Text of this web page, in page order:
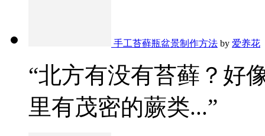
手工苔藓瓶盆景制作方法 by 爱养花
“北方有没有苔藓？好
里有茂密的蕨类...”